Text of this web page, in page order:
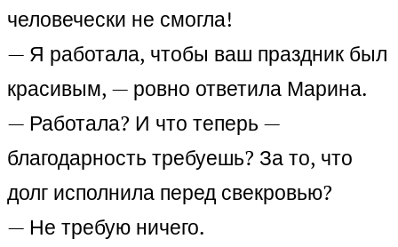
человечески не смогла!
— Я работала, чтобы ваш праздник был
красивым, — ровно ответила Марина.
— Работала? И что теперь —
благодарность требуешь? За то, что
долг исполнила перед свекровью?
— Не требую ничего.